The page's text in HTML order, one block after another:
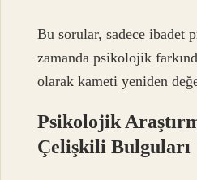
Bu sorular, sadece ibadet
zamanda psikolojik
olarak kameti yeniden
Psikolojik
Çelişkili Bulguları